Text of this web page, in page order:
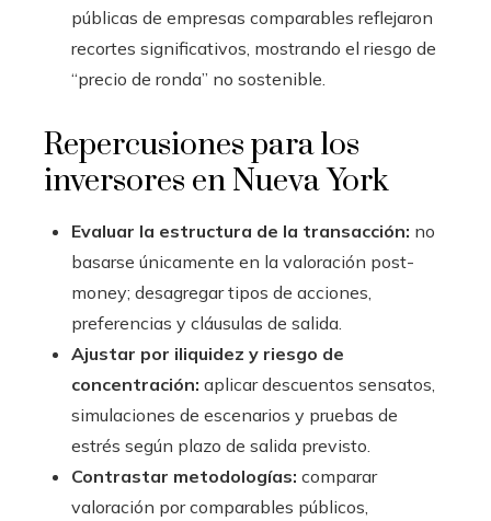
públicas de empresas comparables reflejaron
recortes significativos, mostrando el riesgo de
“precio de ronda” no sostenible.
Repercusiones para los
inversores en Nueva York
Evaluar la estructura de la transacción: no
basarse únicamente en la valoración post-
money; desagregar tipos de acciones,
preferencias y cláusulas de salida.
Ajustar por iliquidez y riesgo de
concentración: aplicar descuentos sensatos,
simulaciones de escenarios y pruebas de
estrés según plazo de salida previsto.
Contrastar metodologías: comparar
valoración por comparables públicos,